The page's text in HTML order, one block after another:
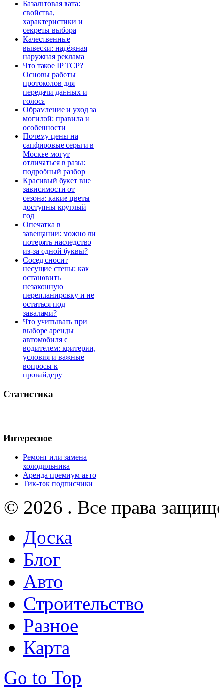
Базальтовая вата:
свойства,
характеристики и
секреты выбора
Качественные
вывески: надёжная
наружная реклама
Что такое IP TCP?
Основы работы
протоколов для
передачи данных и
голоса
Обрамление и уход за
могилой: правила и
особенности
Почему цены на
сапфировые серьги в
Москве могут
отличаться в разы:
подробный разбор
Красивый букет вне
зависимости от
сезона: какие цветы
доступны круглый
год
Опечатка в
завещании: можно ли
потерять наследство
из-за одной буквы?
Сосед сносит
несущие стены: как
остановить
незаконную
перепланировку и не
остаться под
завалами?
Что учитывать при
выборе аренды
автомобиля с
водителем: критерии,
условия и важные
вопросы к
провайдеру
Статистика
Интересное
Ремонт или замена
холодильника
Аренда премиум авто
Тик-ток подписчики
© 2026 . Все права
Доска
Блог
Авто
Строительство
Разное
Карта
Go to Top